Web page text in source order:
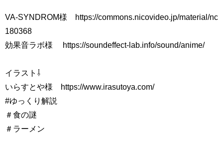
VA-SYNDROM様 https://commons.nicovideo.jp/material/nc
180368
効果音ラボ様 https://soundeffect-lab.info/sound/anime/
イラスト⇩
いらすとや様 https://www.irasutoya.com/
#ゆっくり解説
＃食の謎
＃ラーメン